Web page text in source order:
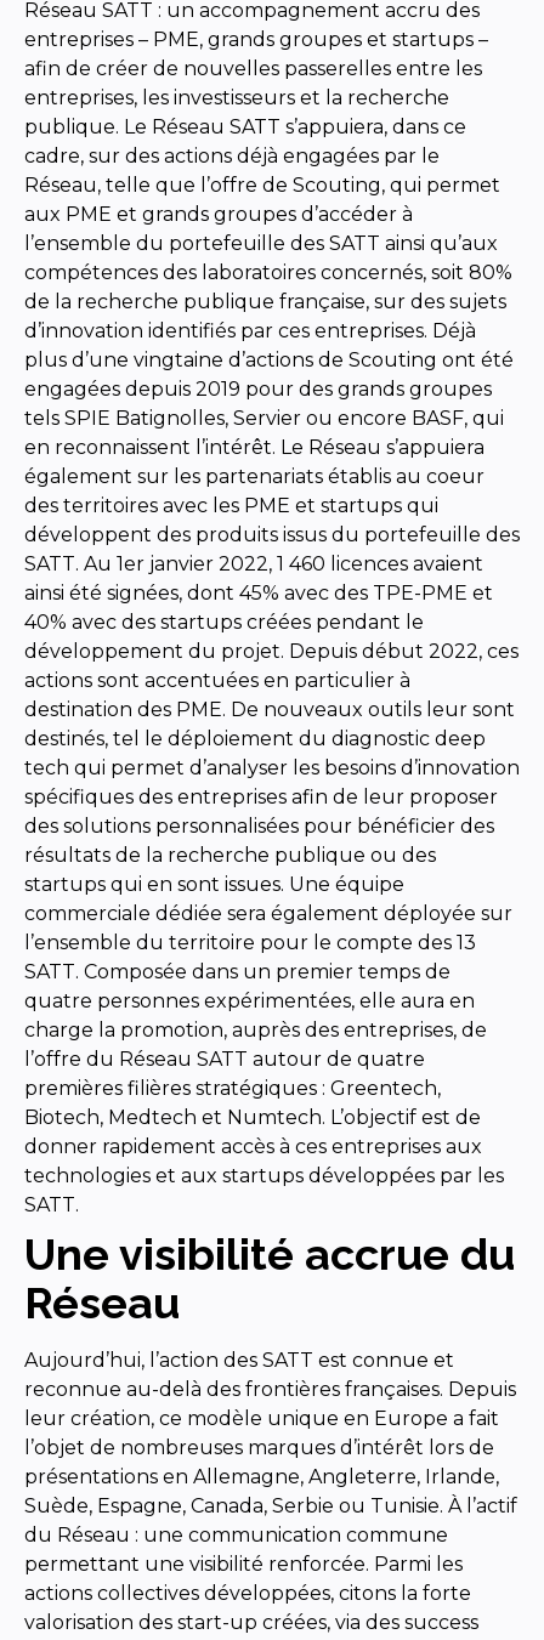
Réseau SATT : un accompagnement accru des
entreprises – PME, grands groupes et startups –
afin de créer de nouvelles passerelles entre les
entreprises, les investisseurs et la recherche
publique. Le Réseau SATT s’appuiera, dans ce
cadre, sur des actions déjà engagées par le
Réseau, telle que l’offre de Scouting, qui permet
aux PME et grands groupes d’accéder à
l’ensemble du portefeuille des SATT ainsi qu’aux
compétences des laboratoires concernés, soit 80%
de la recherche publique française, sur des sujets
d’innovation identifiés par ces entreprises. Déjà
plus d’une vingtaine d’actions de Scouting ont été
engagées depuis 2019 pour des grands groupes
tels SPIE Batignolles, Servier ou encore BASF, qui
en reconnaissent l’intérêt. Le Réseau s’appuiera
également sur les partenariats établis au coeur
des territoires avec les PME et startups qui
développent des produits issus du portefeuille des
SATT. Au 1er janvier 2022, 1 460 licences avaient
ainsi été signées, dont 45% avec des TPE-PME et
40% avec des startups créées pendant le
développement du projet. Depuis début 2022, ces
actions sont accentuées en particulier à
destination des PME. De nouveaux outils leur sont
destinés, tel le déploiement du diagnostic deep
tech qui permet d’analyser les besoins d’innovation
spécifiques des entreprises afin de leur proposer
des solutions personnalisées pour bénéficier des
résultats de la recherche publique ou des
startups qui en sont issues. Une équipe
commerciale dédiée sera également déployée sur
l’ensemble du territoire pour le compte des 13
SATT. Composée dans un premier temps de
quatre personnes expérimentées, elle aura en
charge la promotion, auprès des entreprises, de
l’offre du Réseau SATT autour de quatre
premières filières stratégiques : Greentech,
Biotech, Medtech et Numtech. L’objectif est de
donner rapidement accès à ces entreprises aux
technologies et aux startups développées par les
SATT.
Une visibilité accrue du
Réseau
Aujourd’hui, l’action des SATT est connue et
reconnue au-delà des frontières françaises. Depuis
leur création, ce modèle unique en Europe a fait
l’objet de nombreuses marques d’intérêt lors de
présentations en Allemagne, Angleterre, Irlande,
Suède, Espagne, Canada, Serbie ou Tunisie. À l’actif
du Réseau : une communication commune
permettant une visibilité renforcée. Parmi les
actions collectives développées, citons la forte
valorisation des start-up créées, via des success